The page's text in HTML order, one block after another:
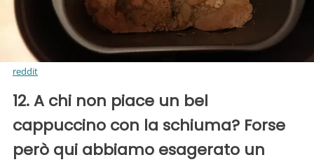
reddit
12. A chi non piace un bel
cappuccino con la schiuma? Forse
però qui abbiamo esagerato un